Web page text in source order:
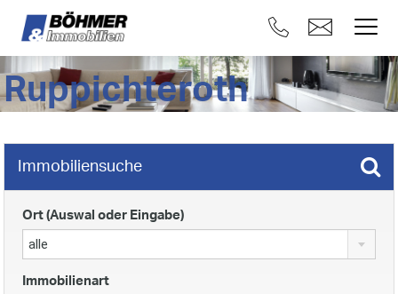
Ruppichteroth
Immobiliensuche
Ort (Auswal oder Eingabe)
alle
Immobilienart